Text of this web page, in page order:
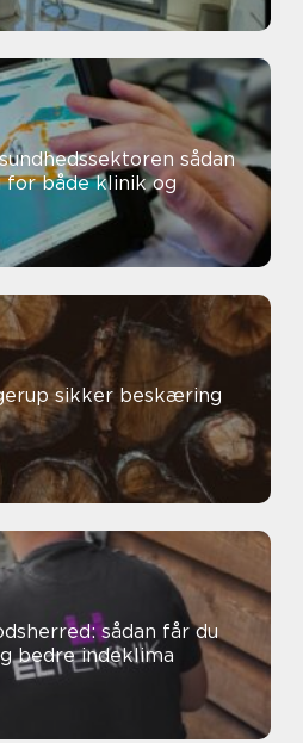
sådan
både klinik og
sådan får du
bedre indeklima